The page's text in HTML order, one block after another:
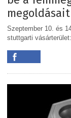
megoldásait
Szeptember 10. és
stuttgarti